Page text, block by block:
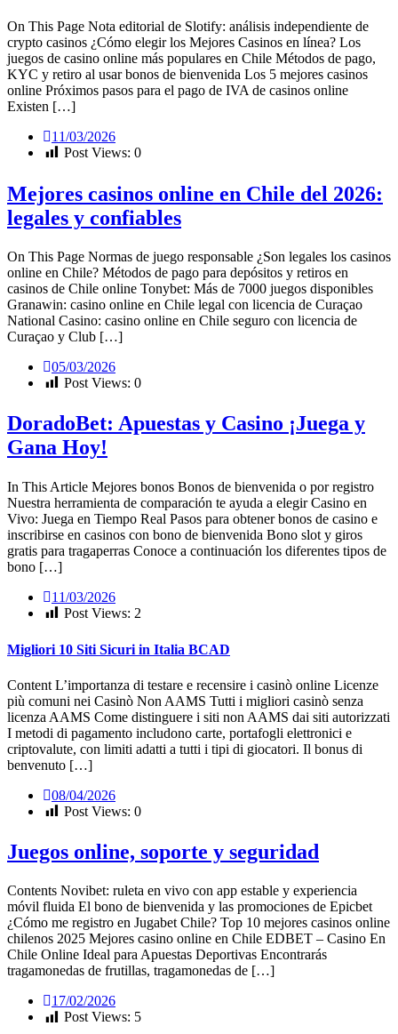
On This Page Nota editorial de Slotify: análisis independiente de
crypto casinos ¿Cómo elegir los Mejores Casinos en línea? Los
juegos de casino online más populares en Chile Métodos de pago,
KYC y retiro al usar bonos de bienvenida Los 5 mejores casinos
online Próximos pasos para el pago de IVA de casinos online
Existen […]
11/03/2026
Post Views: 0
Mejores casinos online en Chile del 2026:
legales y confiables
On This Page Normas de juego responsable ¿Son legales los casinos
online en Chile? Métodos de pago para depósitos y retiros en
casinos de Chile online Tonybet: Más de 7000 juegos disponibles
Granawin: casino online en Chile legal con licencia de Curaçao
National Casino: casino online en Chile seguro con licencia de
Curaçao y Club […]
05/03/2026
Post Views: 0
DoradoBet: Apuestas y Casino ¡Juega y
Gana Hoy!
In This Article Mejores bonos Bonos de bienvenida o por registro
Nuestra herramienta de comparación te ayuda a elegir Casino en
Vivo: Juega en Tiempo Real Pasos para obtener bonos de casino e
inscribirse en casinos con bono de bienvenida Bono slot y giros
gratis para tragaperras Conoce a continuación los diferentes tipos de
bono […]
11/03/2026
Post Views: 2
Migliori 10 Siti Sicuri in Italia BCAD
Content L’importanza di testare e recensire i casinò online Licenze
più comuni nei Casinò Non AAMS Tutti i migliori casinò senza
licenza AAMS Come distinguere i siti non AAMS dai siti autorizzati
I metodi di pagamento includono carte, portafogli elettronici e
criptovalute, con limiti adatti a tutti i tipi di giocatori. Il bonus di
benvenuto […]
08/04/2026
Post Views: 0
Juegos online, soporte y seguridad
Contents Novibet: ruleta en vivo con app estable y experiencia
móvil fluida El bono de bienvenida y las promociones de Epicbet
¿Cómo me registro en Jugabet Chile? Top 10 mejores casinos online
chilenos 2025 Mejores casino online en Chile EDBET – Casino En
Chile Online Ideal para Apuestas Deportivas Encontrarás
tragamonedas de frutillas, tragamonedas de […]
17/02/2026
Post Views: 5